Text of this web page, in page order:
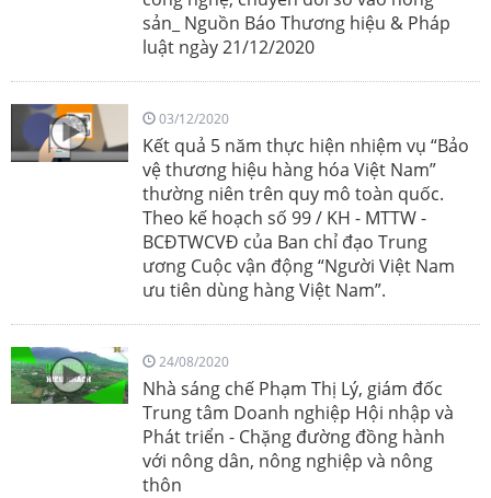
sản_ Nguồn Báo Thương hiệu & Pháp
luật ngày 21/12/2020
03/12/2020
Kết quả 5 năm thực hiện nhiệm vụ “Bảo
vệ thương hiệu hàng hóa Việt Nam”
thường niên trên quy mô toàn quốc.
Theo kế hoạch số 99 / KH - MTTW -
BCĐTWCVĐ của Ban chỉ đạo Trung
ương Cuộc vận động “Người Việt Nam
ưu tiên dùng hàng Việt Nam”.
24/08/2020
Nhà sáng chế Phạm Thị Lý, giám đốc
Trung tâm Doanh nghiệp Hội nhập và
Phát triển - Chặng đường đồng hành
với nông dân, nông nghiệp và nông
thôn